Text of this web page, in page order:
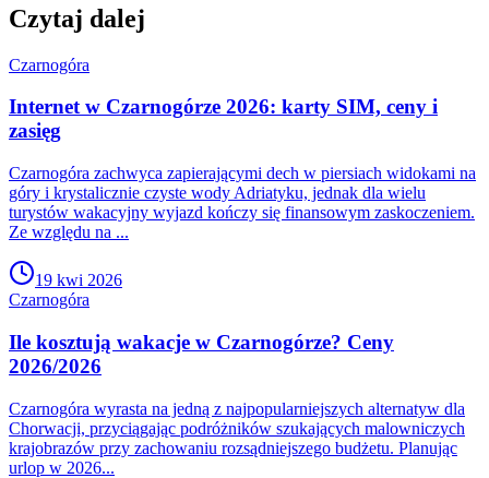
Czytaj dalej
Czarnogóra
Internet w Czarnogórze 2026: karty SIM, ceny i
zasięg
Czarnogóra zachwyca zapierającymi dech w piersiach widokami na
góry i krystalicznie czyste wody Adriatyku, jednak dla wielu
turystów wakacyjny wyjazd kończy się finansowym zaskoczeniem.
Ze względu na ...
19 kwi 2026
Czarnogóra
Ile kosztują wakacje w Czarnogórze? Ceny
2026/2026
Czarnogóra wyrasta na jedną z najpopularniejszych alternatyw dla
Chorwacji, przyciągając podróżników szukających malowniczych
krajobrazów przy zachowaniu rozsądniejszego budżetu. Planując
urlop w 2026...